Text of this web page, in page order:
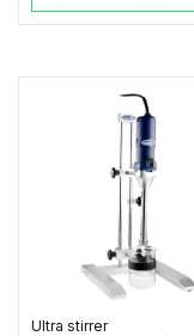
Ultra stirrer